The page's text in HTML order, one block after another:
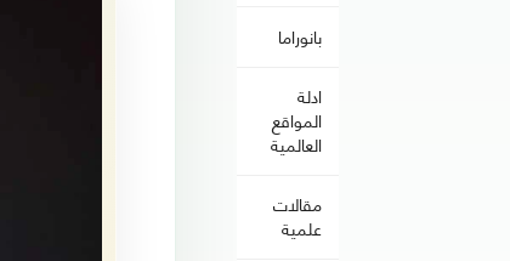
بانوراما
ادلة
المواقع
العالمية
مقالات
علمية